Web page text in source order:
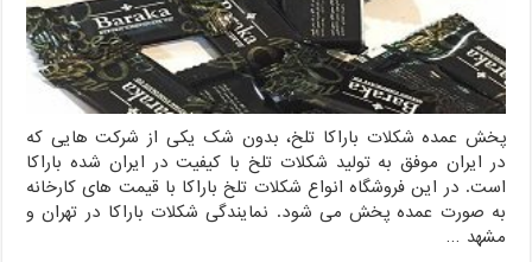
پخش عمده شکلات باراکا تلخ، بدون شک یکی از شرکت هایی که
در ایران موفق به تولید شکلات تلخ با کیفیت در ایران شده باراکا
است. در این فروشگاه انواع شکلات تلخ باراکا با قیمت های کارخانه
به صورت عمده پخش می شود. نمایندگی شکلات باراکا در تهران و
مشهد …